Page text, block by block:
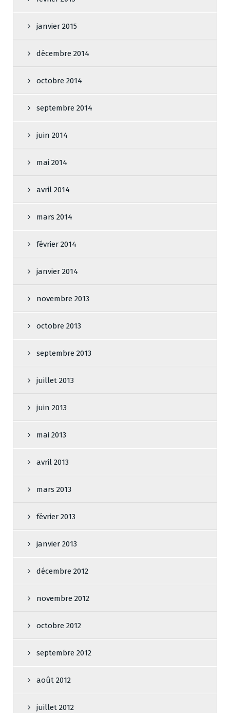
janvier 2015
décembre 2014
octobre 2014
septembre 2014
juin 2014
mai 2014
avril 2014
mars 2014
février 2014
janvier 2014
novembre 2013
octobre 2013
septembre 2013
juillet 2013
juin 2013
mai 2013
avril 2013
mars 2013
février 2013
janvier 2013
décembre 2012
novembre 2012
octobre 2012
septembre 2012
août 2012
juillet 2012